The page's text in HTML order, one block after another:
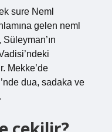
sure Neml
gelen neml
Mekke’de
dua, sadaka ve